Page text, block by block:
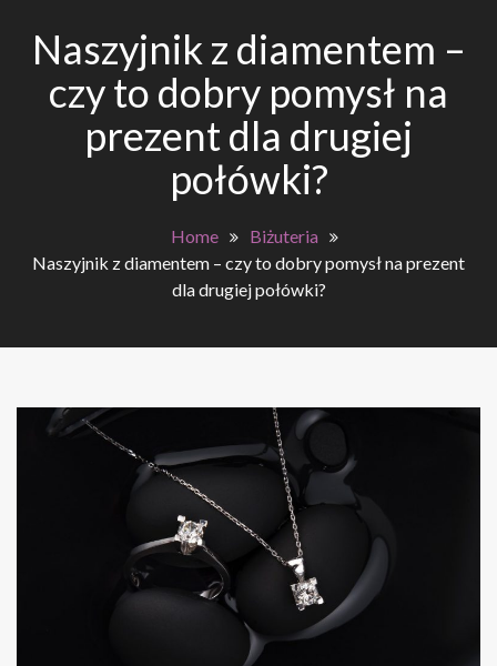
Naszyjnik z diamentem –
czy to dobry pomysł na
prezent dla drugiej
połówki?
Home
Biżuteria
Naszyjnik z diamentem – czy to dobry pomysł na prezent
dla drugiej połówki?